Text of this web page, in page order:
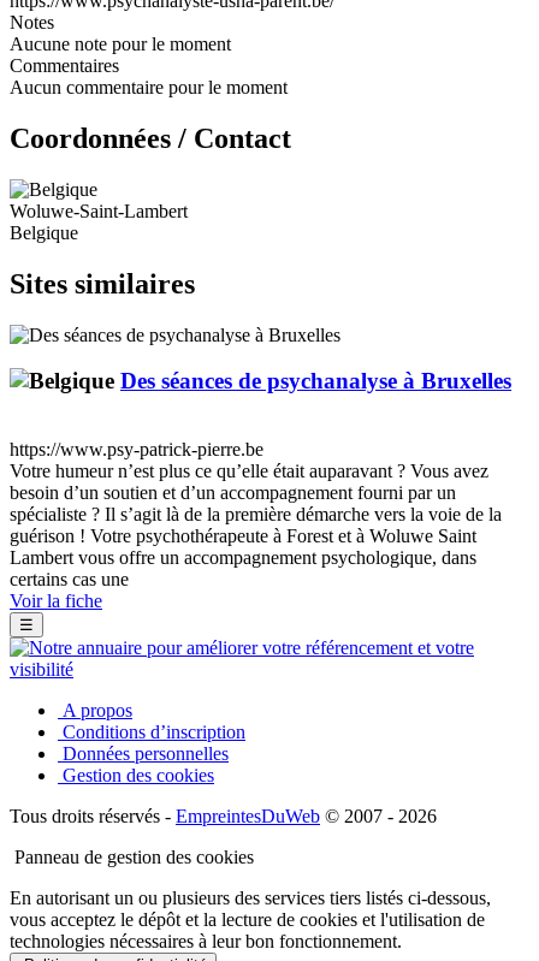
Notes
Aucune note pour le moment
Commentaires
Aucun commentaire pour le moment
Coordonnées / Contact
Woluwe-Saint-Lambert
Belgique
Sites similaires
Des séances de psychanalyse à Bruxelles
https://www.psy-patrick-pierre.be
Votre humeur n’est plus ce qu’elle était auparavant ? Vous avez
besoin d’un soutien et d’un accompagnement fourni par un
spécialiste ? Il s’agit là de la première démarche vers la voie de la
guérison ! Votre psychothérapeute à Forest et à Woluwe Saint
Lambert vous offre un accompagnement psychologique, dans
certains cas une
Voir la fiche
☰
A propos
Conditions d’inscription
Données personnelles
Gestion des cookies
Tous droits réservés - EmpreintesDuWeb © 2007 - 2026
Panneau de gestion des cookies
En autorisant un ou plusieurs des services tiers listés ci-dessous,
vous acceptez le dépôt et la lecture de cookies et l'utilisation de
technologies nécessaires à leur bon fonctionnement.